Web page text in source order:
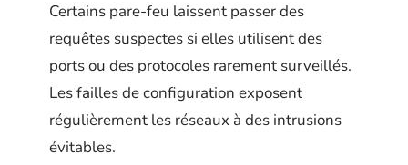
Certains pare-feu laissent passer des
requêtes suspectes si elles utilisent des
ports ou des protocoles rarement surveillés.
Les failles de configuration exposent
régulièrement les réseaux à des intrusions
évitables.